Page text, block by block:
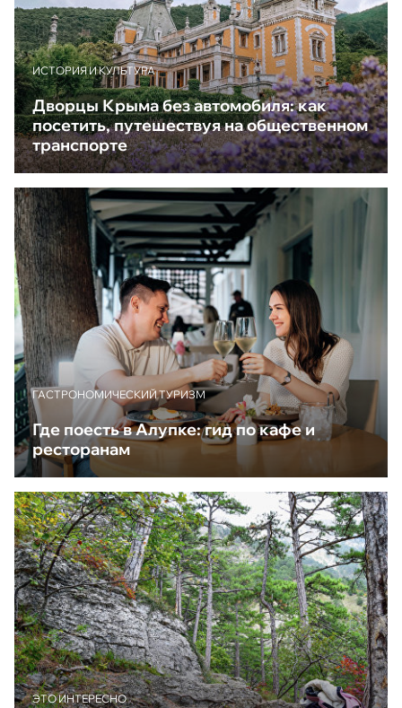
ИСТОРИЯ И КУЛЬТУРА
Дворцы Крыма без автомобиля: как
посетить, путешествуя на общественном
транспорте
ГАСТРОНОМИЧЕСКИЙ ТУРИЗМ
Где поесть в Алупке: гид по кафе и
ресторанам
ЭТО ИНТЕРЕСНО